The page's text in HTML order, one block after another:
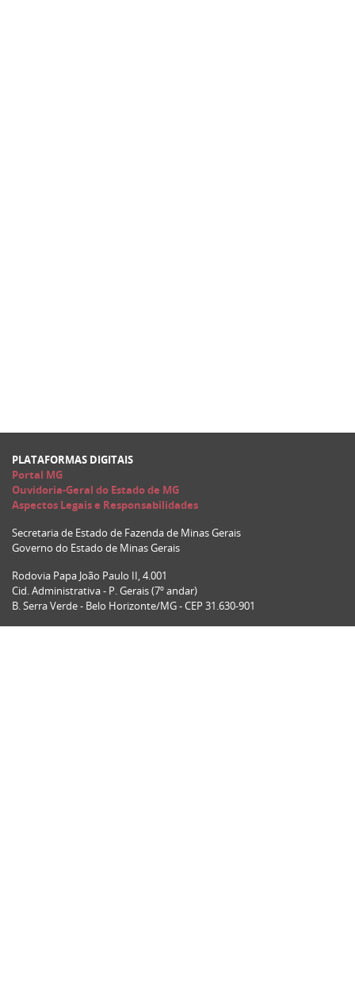
PLATAFORMAS DIGITAIS
Portal MG
Ouvidoria-Geral do Estado de MG
Aspectos Legais e Responsabilidades
Secretaria de Estado de Fazenda de Minas Gerais
Governo do Estado de Minas Gerais
Rodovia Papa João Paulo II, 4.001
Cid. Administrativa - P. Gerais (7º andar)
B. Serra Verde - Belo Horizonte/MG - CEP 31.630-901